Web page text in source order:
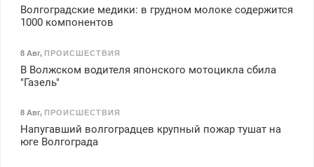
Волгоградские медики: в грудном молоке содержится
1000 компонентов
8 Авг, ПРОИСШЕСТВИЯ
В Волжском водителя японского мотоцикла сбила
"Газель"
8 Авг, ПРОИСШЕСТВИЯ
Напугавший волгоградцев крупный пожар тушат на
юге Волгограда